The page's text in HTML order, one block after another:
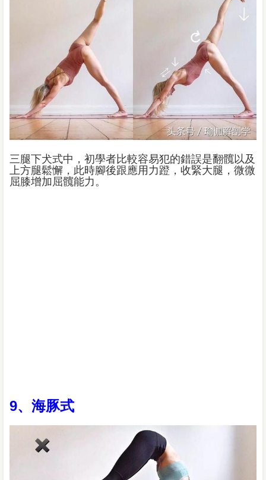
三腿下犬式中，初學者比較容易犯的錯誤是翻髖以及
上方腿鬆懈，此時腳後跟應用力蹬，收緊大腿，微微
屈膝增加屈髖能力。
9、海豚式